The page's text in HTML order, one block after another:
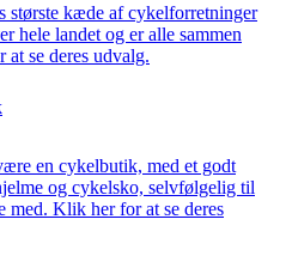
største kæde af cykelforretninger
hele landet og er alle sammen
se deres udvalg.
en cykelbutik, med et godt
og cykelsko, selvfølgelig til
med. Klik her for at se deres